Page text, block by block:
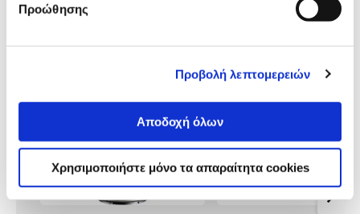
Προώθησης
Προβολή λεπτομερειών
Αποδοχή όλων
Χρησιμοποιήστε μόνο τα απαραίτητα cookies
Δες τι κλίκαραν όσοι είδαν το ίδιο